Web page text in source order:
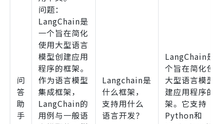
问
答
助
手
问题：
LangChain是
一个旨在简化
使用大型语言
模型创建应用
程序的框架。
作为语言模型
集成框架，
LangChain的
用例与一般语
Langchain是
什么框架，
支持用什么
语言开发？
LangChain是
个旨在简化使
大型语言模型
建应用程序的
架。它支持
Python和